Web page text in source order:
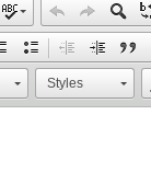
Styles